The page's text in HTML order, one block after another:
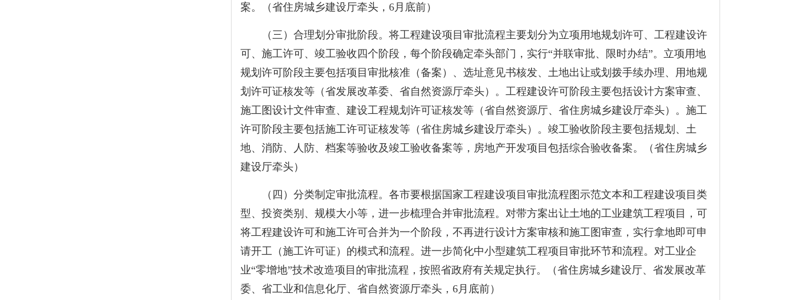
案。（省住房城乡建设厅牵头， 6月底前）
（三）合理划分审批阶段。将工程建设项目审批流程主要划分为立项用地规划许可、工程建设许
可、施工许可、竣工验收四个阶段，每个阶段确定牵头部门，实行“并联审批、限时办结”。立项用地
规划许可阶段主要包括项目审批核准（备案）、选址意见书核发、土地出让或划拨手续办理、用地规
划许可证核发等（省发展改革委、省自然资源厅牵头）。工程建设许可阶段主要包括设计方案审查、
施工图设计文件审查、建设工程规划许可证核发等（省自然资源厅、省住房城乡建设厅牵头）。施工
许可阶段主要包括施工许可证核发等（省住房城乡建设厅牵头）。竣工验收阶段主要包括规划、土
地、消防、人防、档案等验收及竣工验收备案等，房地产开发项目包括综合验收备案。（省住房城乡
建设厅牵头）
（四）分类制定审批流程。各市要根据国家工程建设项目审批流程图示范文本和工程建设项目类
型、投资类别、规模大小等，进一步梳理合并审批流程。对带方案出让土地的工业建筑工程项目，可
将工程建设许可和施工许可合并为一个阶段，不再进行设计方案审核和施工图审查，实行拿地即可申
请开工（施工许可证）的模式和流程。进一步简化中小型建筑工程项目审批环节和流程。对工业企
业“零增地”技术改造项目的审批流程，按照省政府有关规定执行。（省住房城乡建设厅、省发展改革
委、省工业和信息化厅、省自然资源厅牵头， 6月底前）